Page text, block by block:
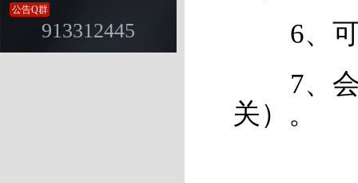
公告Q群
913312445
6、可
7、会
关）。